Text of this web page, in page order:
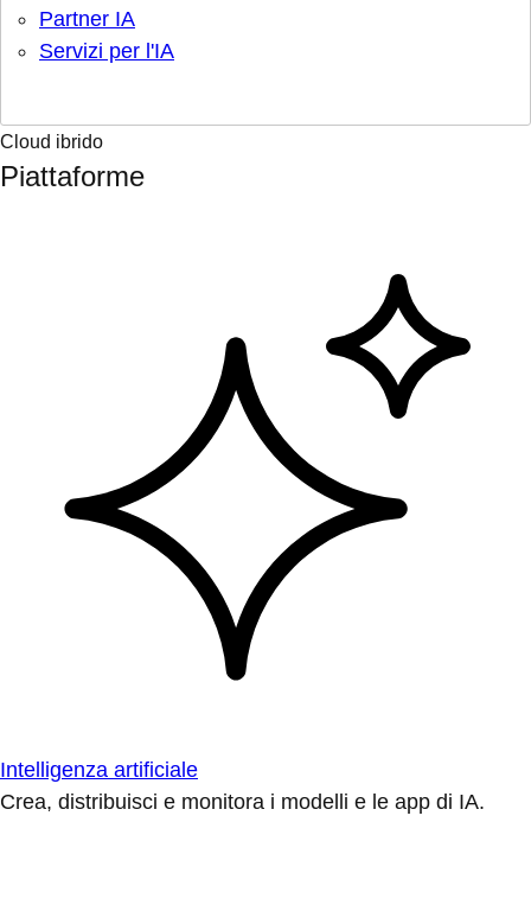
Partner IA
Servizi per l'IA
Cloud ibrido
Piattaforme
Intelligenza artificiale
Crea, distribuisci e monitora i modelli e le app di IA.